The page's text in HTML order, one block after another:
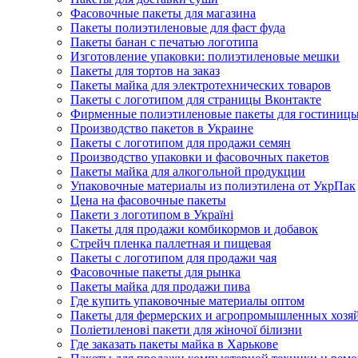
Фасовочные пакеты для магазина
Пакеты полиэтиленовые для фаст фуда
Пакеты банан с печатью логотипа
Изготовление упаковки: полиэтиленовые мешки
Пакеты для тортов на заказ
Пакеты майка для электротехнических товаров
Пакеты с логотипом для страницы Вконтакте
Фирменные полиэтиленовые пакеты для
Производство пакетов в Украине
Пакеты с логотипом для продажи семян
Производство упаковки и фасовочных пакетов
Пакеты майка для алкогольной продукции
Упаковочные материалы из полиэтилена от УкрПак
Цена на фасовочные пакеты
Пакети з логотипом в Україні
Пакеты для продажи комбикормов и добавок
Стрейч пленка паллетная и пищевая
Пакеты с логотипом для продажи чая
Фасовочные пакеты для рынка
Пакеты майка для продажи пива
Где купить упаковочные материалы оптом
Пакеты для фермерских и агропромышленных
Поліетиленові пакети для жіночої білизни
Где заказать пакеты майка в Харькове